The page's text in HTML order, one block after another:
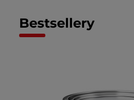
Bestsellery